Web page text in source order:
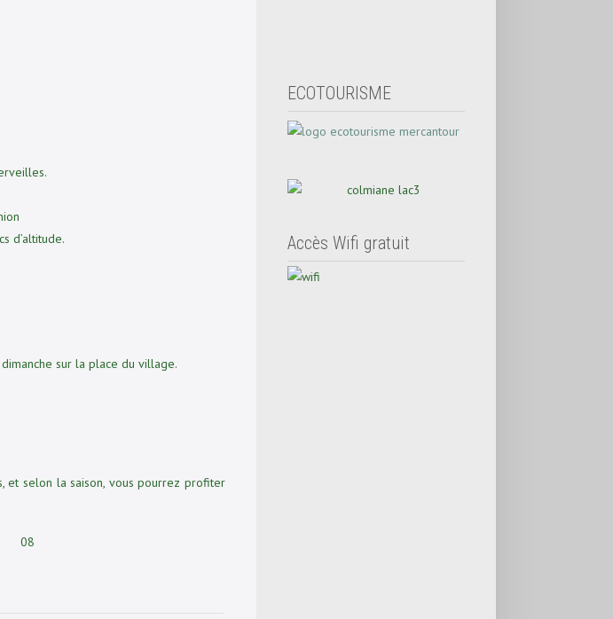
ECOTOURISME
Accès Wifi gratuit
d’altitude.
sur la place du village.
et selon la saison, vous pourrez profiter